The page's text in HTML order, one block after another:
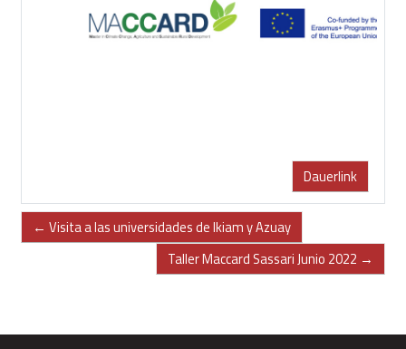
Dauerlink
← Visita a las universidades de Ikiam y Azuay
Taller Maccard Sassari Junio 2022 →